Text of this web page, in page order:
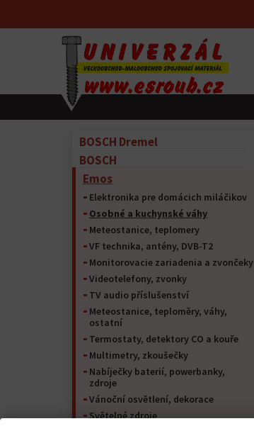
BOSCH Dremel
BOSCH
Emos
Elektronika pre domácich miláčikov
Osobné a kuchynské váhy
Meteostanice, teplomery
VF technika, antény, DVB-T2
Monitorovacie zariadenia a zvončeky
Videotelefony, zvonky
TV audio příslušenství
Meteostanice, teploměry, váhy,
ostatní
Termostaty, detektory CO a kouře
Multimetry, zkoušečky
Nabíječky baterií, powerbanky,
zdroje
Vánoční osvětlení, dekorace
Světelné zdroje